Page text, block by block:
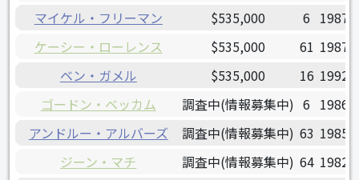
マイケル・フリーマン
$535,000 6 1987/
ケーシー・ローレンス
$535,000 61 1987/
ベン・ガメル
$535,000 16 1992/
ゴードン・ベッカム
調査中(情報募集中) 6 1986/
アンドルー・アルバーズ
調査中(情報募集中) 63 1985/
ジーン・マチ
調査中(情報募集中) 64 1982/